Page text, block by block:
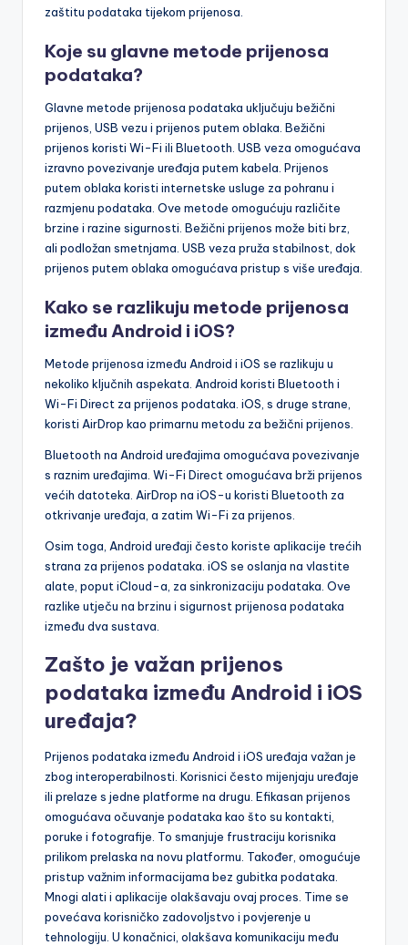
zaštitu podataka tijekom prijenosa.
Koje su glavne metode prijenosa
podataka?
Glavne metode prijenosa podataka uključuju bežični
prijenos, USB vezu i prijenos putem oblaka. Bežični
prijenos koristi Wi-Fi ili Bluetooth. USB veza omogućava
izravno povezivanje uređaja putem kabela. Prijenos
putem oblaka koristi internetske usluge za pohranu i
razmjenu podataka. Ove metode omogućuju različite
brzine i razine sigurnosti. Bežični prijenos može biti brz,
ali podložan smetnjama. USB veza pruža stabilnost, dok
prijenos putem oblaka omogućava pristup s više uređaja.
Kako se razlikuju metode prijenosa
između Android i iOS?
Metode prijenosa između Android i iOS se razlikuju u
nekoliko ključnih aspekata. Android koristi Bluetooth i
Wi-Fi Direct za prijenos podataka. iOS, s druge strane,
koristi AirDrop kao primarnu metodu za bežični prijenos.
Bluetooth na Android uređajima omogućava povezivanje
s raznim uređajima. Wi-Fi Direct omogućava brži prijenos
većih datoteka. AirDrop na iOS-u koristi Bluetooth za
otkrivanje uređaja, a zatim Wi-Fi za prijenos.
Osim toga, Android uređaji često koriste aplikacije trećih
strana za prijenos podataka. iOS se oslanja na vlastite
alate, poput iCloud-a, za sinkronizaciju podataka. Ove
razlike utječu na brzinu i sigurnost prijenosa podataka
između dva sustava.
Zašto je važan prijenos
podataka između Android i iOS
uređaja?
Prijenos podataka između Android i iOS uređaja važan je
zbog interoperabilnosti. Korisnici često mijenjaju uređaje
ili prelaze s jedne platforme na drugu. Efikasan prijenos
omogućava očuvanje podataka kao što su kontakti,
poruke i fotografije. To smanjuje frustraciju korisnika
prilikom prelaska na novu platformu. Također, omogućuje
pristup važnim informacijama bez gubitka podataka.
Mnogi alati i aplikacije olakšavaju ovaj proces. Time se
povećava korisničko zadovoljstvo i povjerenje u
tehnologiju. U konačnici, olakšava komunikaciju među